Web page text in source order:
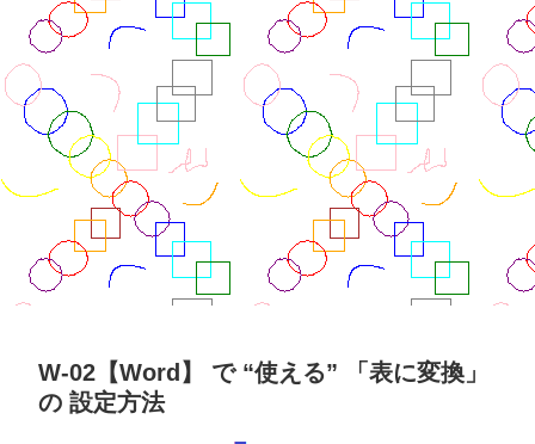
W-02【Word】 で “使える” 「表に変換」
の 設定方法